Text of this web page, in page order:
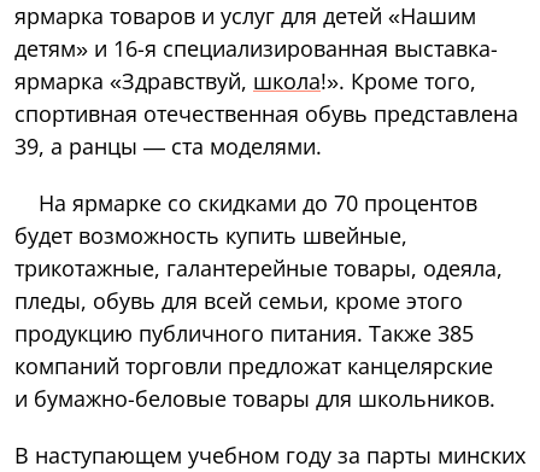
ярмарка товаров и услуг для детей «Нашим
детям» и 16-я специализированная выставка-
ярмарка «Здравствуй, школа!». Кроме того,
спортивная отечественная обувь представлена
39, а ранцы — ста моделями.
На ярмарке со скидками до 70 процентов
будет возможность купить швейные,
трикотажные, галантерейные товары, одеяла,
пледы, обувь для всей семьи, кроме этого
продукцию публичного питания. Также 385
компаний торговли предложат канцелярские
и бумажно-беловые товары для школьников.
В наступающем учебном году за парты минских